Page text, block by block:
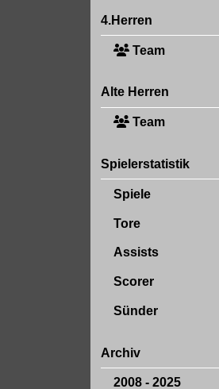
4.Herren
Team
Alte Herren
Team
Spielerstatistik
Spiele
Tore
Assists
Scorer
Sünder
Archiv
2008 - 2025